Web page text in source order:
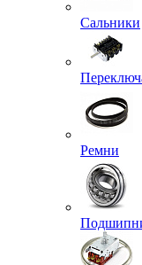
Сальники
Ремни